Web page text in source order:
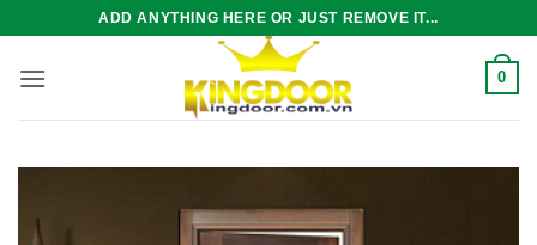
nội
ADD ANYTHING HERE OR JUST REMOVE IT...
0